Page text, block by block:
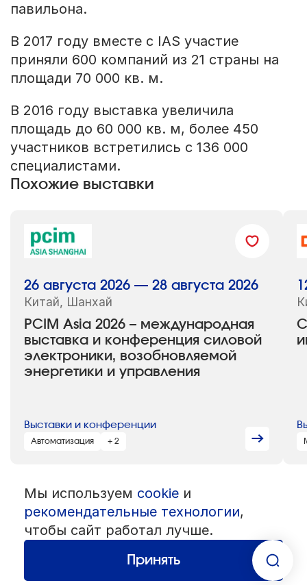
павильона.
В 2017 году вместе с IAS участие
приняли 600 компаний из 21 страны на
площади 70 000 кв. м.
В 2016 году выставка увеличила
площадь до 60 000 кв. м, более 450
участников встретились с 136 000
специалистами.
Похожие выставки
PCIM Asia 2026 – международная
выставка и конференция силовой
электроники, возобновляемой
энергетики и управления
26 августа 2026 — 28 августа 2026
Китай, Шанхай
Выставки и конференции
Автоматизация + 2
© 1992 — 2026 ООО «НЕГУС ЭКСПО Интернэшнл»
Все права защищены. Использование материалов возможно только
со ссылкой на источник.
Политика конфиденциальности
Пользовательское соглашение
Мы используем cookieи
рекомендательные технологии,
чтобы сайт работал лучше.
Принять